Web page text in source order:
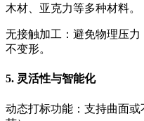
木材、亚克力等多种材料。
无接触加工：避免物理压力
不变形。
5. 灵活性与智能化
动态打标功能：支持曲面